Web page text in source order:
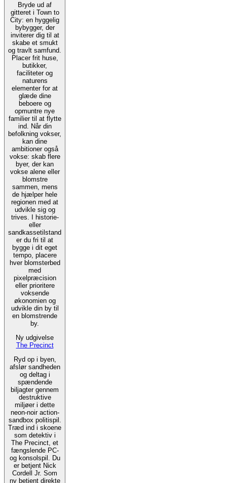
Bryde ud af
gitteret i Town to
City: en hyggelig
bybygger, der
inviterer dig til at
skabe et smukt
og travlt samfund.
Placer frit huse,
butikker,
faciliteter og
naturens
elementer for at
glæde dine
beboere og
opmuntre nye
familier til at flytte
ind. Når din
befolkning vokser,
kan dine
ambitioner også
vokse: skab flere
byer, der kan
vokse alene eller
blomstre
sammen, mens
de hjælper hele
regionen med at
udvikle sig og
trives. I historie-
eller
sandkassetilstand
er du fri til at
bygge i dit eget
tempo, placere
hver blomsterbed
med
pixelpræcision
eller prioritere
voksende
økonomien og
udvikle din by til
en blomstrende
by.
Ny udgivelse
The Precinct
Ryd op i byen,
afslør sandheden
og deltag i
spændende
biljagter gennem
destruktive
miljøer i dette
neon-noir action-
sandbox politispil.
Træd ind i skoene
som detektiv i
The Precinct, et
fængslende PC-
og konsolspil. Du
er betjent Nick
Cordell Jr. Som
ny betjent direkte